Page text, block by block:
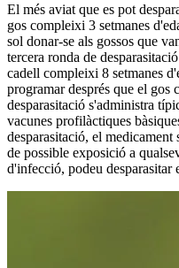
El més aviat que es pot
gos compleixi 3 setmanes
sol donar-se als gossos que
tercera ronda de
cadell compleixi 8 setmanes
programar després que el gos
desparasitació s'administra
vacunes profilàctiques
desparasitació, el
de possible exposició a
d'infecció, podeu desparasitar